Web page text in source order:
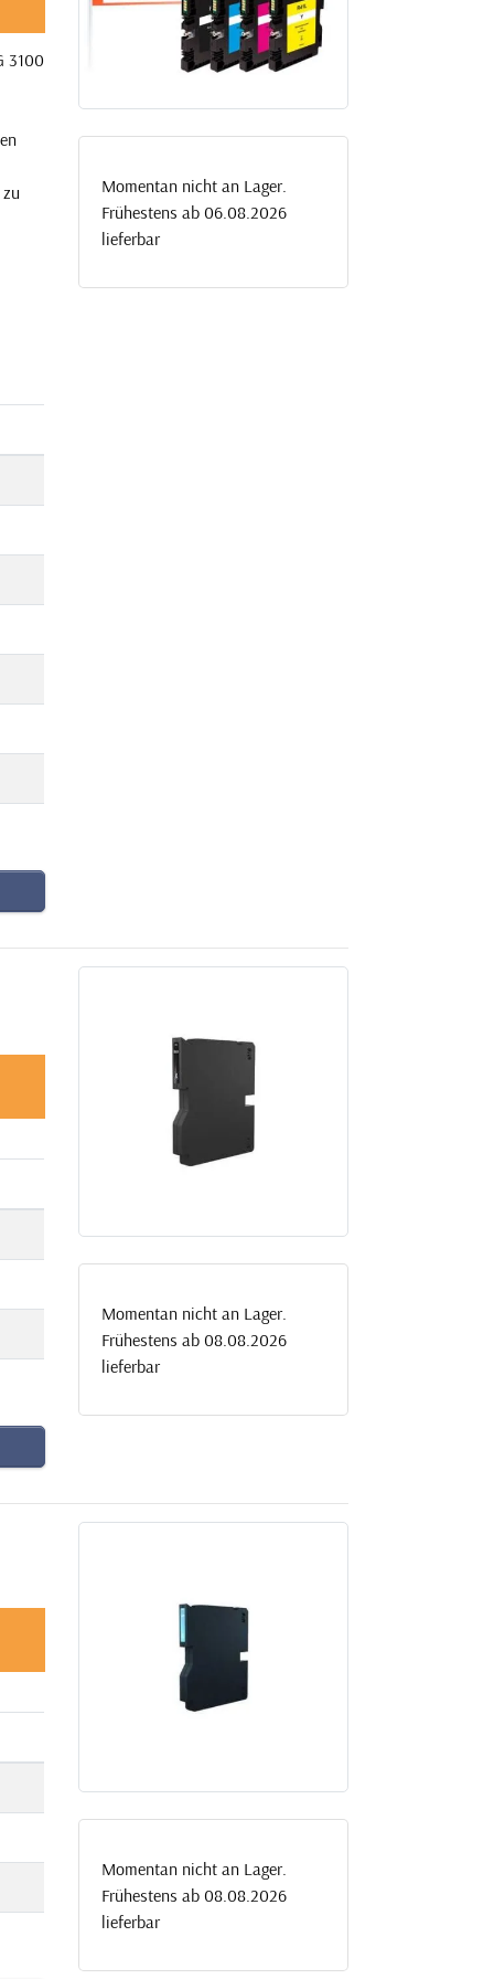
3100
Momentan nicht an Lager.
Frühestens ab 06.08.2026
lieferbar
Momentan nicht an Lager.
Frühestens ab 08.08.2026
lieferbar
Momentan nicht an Lager.
Frühestens ab 08.08.2026
lieferbar